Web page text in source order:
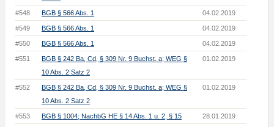
#548 BGB § 566 Abs. 1 04.02.2019
#549 BGB § 566 Abs. 1 04.02.2019
#550 BGB § 566 Abs. 1 04.02.2019
#551
BGB § 242 Ba, Cd, § 309 Nr. 9 Buchst. a; WEG §
10 Abs. 2 Satz 2
01.02.2019
#552
BGB § 242 Ba, Cd, § 309 Nr. 9 Buchst. a; WEG §
10 Abs. 2 Satz 2
01.02.2019
#553 BGB § 1004; NachbG HE § 14 Abs. 1 u. 2, § 15 28.01.2019